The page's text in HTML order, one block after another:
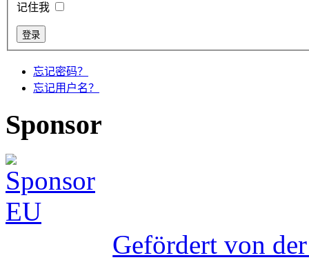
记住我
忘记密码？
忘记用户名？
Sponsor
Gefördert von